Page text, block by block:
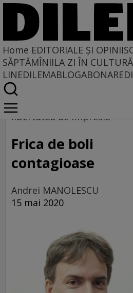
Home EDITORIALE ȘI OPINII
SĂPTĂMÎNIILA ZI ÎN CULTURĂ
LINEDILEMABLOGABONARE
Home
EDITORIALE ȘI OPINII
libertatea de impresie
Frica de boli
contagioase
Andrei MANOLESCU
15 mai 2020